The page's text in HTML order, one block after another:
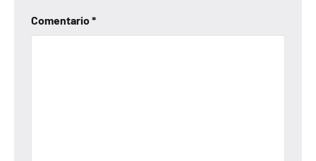
Comentario*